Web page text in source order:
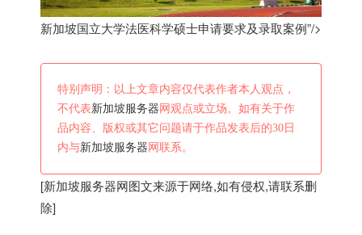
新加坡国立大学法医科学硕士申请要求及录取案例”/>
特别声明：以上文章内容仅代表作者本人观点，
不代表新加坡服务器 网观点或立场。如有关于作
品内容、版权或其它问题请于作品发表后的30日
内与新加坡服务器 网联系。
[新加坡服务器网图文来源于网络,如有侵权,请联系删
除]